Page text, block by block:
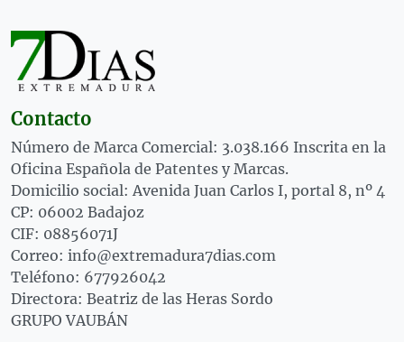
Contacto
Número de Marca Comercial: 3.038.166 Inscrita en la
Oficina Española de Patentes y Marcas.
Domicilio social: Avenida Juan Carlos I, portal 8, nº 4
CP: 06002 Badajoz
CIF: 08856071J
Correo: info@extremadura7dias.com
Teléfono: 677926042
Directora: Beatriz de las Heras Sordo
GRUPO VAUBÁN